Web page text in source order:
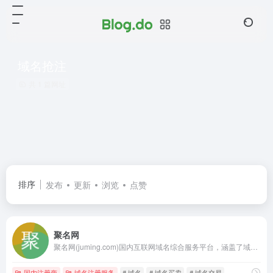
排序 发布 更新 浏览 点赞
聚名网